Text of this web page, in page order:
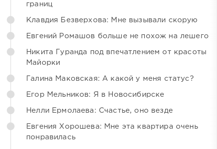
границ
Клавдия Безверхова: Мне вызывали скорую
Евгений Ромашов больше не похож на лешего
Никита Гуранда под впечатлением от красоты
Майорки
Галина Маковская: А какой у меня статус?
Егор Мельников: Я в Новосибирске
Нелли Ермолаева: Счастье, оно везде
Евгения Хорошева: Мне эта квартира очень
понравилась